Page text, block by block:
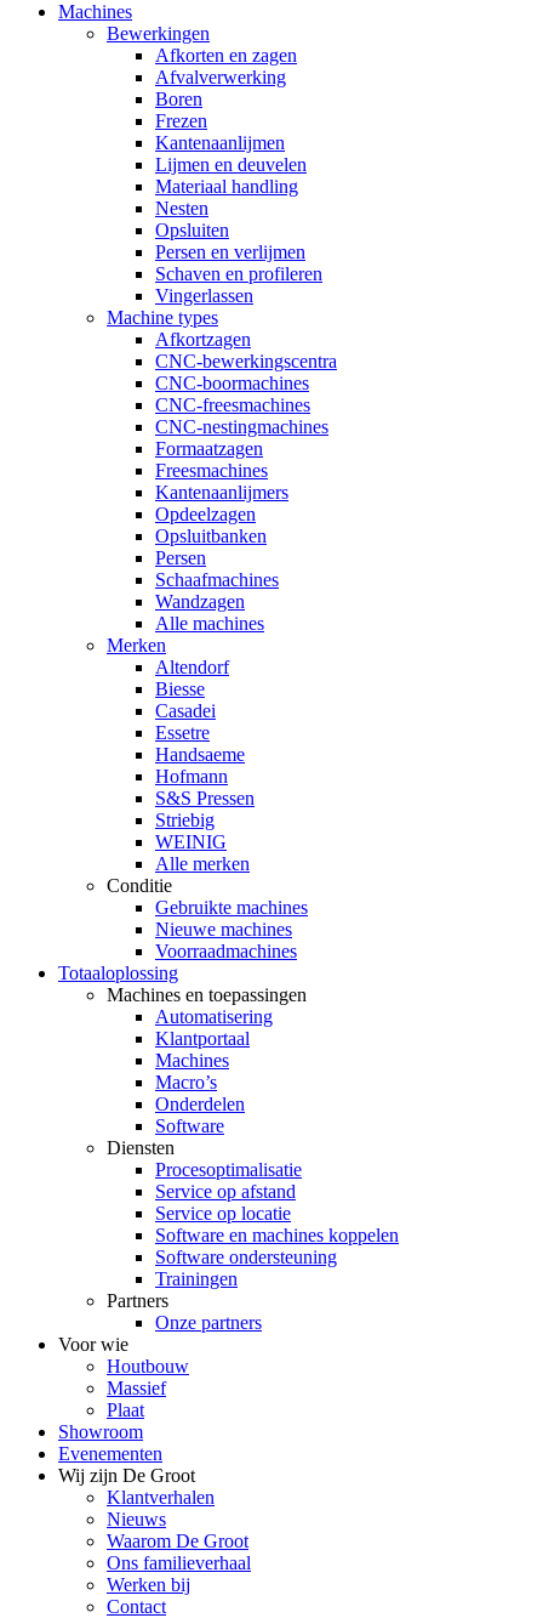
Machines
Bewerkingen
Afkorten en zagen
Afvalverwerking
Boren
Frezen
Kantenaanlijmen
Lijmen en deuvelen
Materiaal handling
Nesten
Opsluiten
Persen en verlijmen
Schaven en profileren
Vingerlassen
Machine types
Afkortzagen
CNC-bewerkingscentra
CNC-boormachines
CNC-freesmachines
CNC-nestingmachines
Formaatzagen
Freesmachines
Kantenaanlijmers
Opdeelzagen
Opsluitbanken
Persen
Schaafmachines
Wandzagen
Alle machines
Merken
Altendorf
Biesse
Casadei
Essetre
Handsaeme
Hofmann
S&S Pressen
Striebig
WEINIG
Alle merken
Conditie
Gebruikte machines
Nieuwe machines
Voorraadmachines
Totaaloplossing
Machines en toepassingen
Automatisering
Klantportaal
Machines
Macro’s
Onderdelen
Software
Diensten
Procesoptimalisatie
Service op afstand
Service op locatie
Software en machines koppelen
Software ondersteuning
Trainingen
Partners
Onze partners
Voor wie
Houtbouw
Massief
Plaat
Showroom
Evenementen
Wij zijn De Groot
Klantverhalen
Nieuws
Waarom De Groot
Ons familieverhaal
Werken bij
Contact